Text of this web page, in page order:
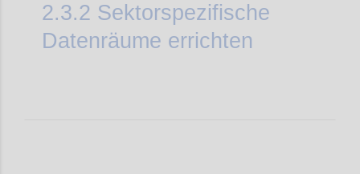
2.3.2 Sektorspezifische
Datenräume errichten